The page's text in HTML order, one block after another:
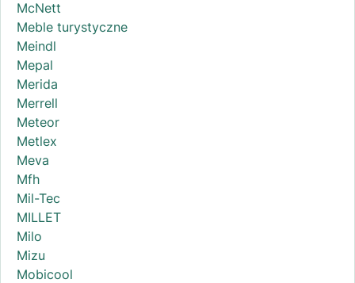
McNett
Meble turystyczne
Meindl
Mepal
Merida
Merrell
Meteor
Metlex
Meva
Mfh
Mil-Tec
MILLET
Milo
Mizu
Mobicool